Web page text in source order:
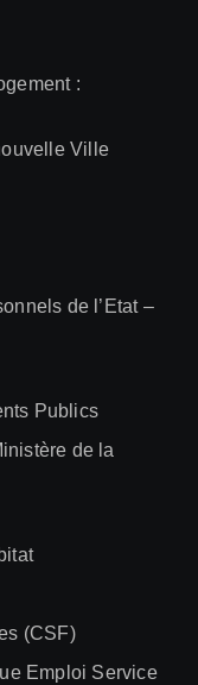
:
Ville
de l’Etat –
Publics
de la
(CSF)
Emploi Service